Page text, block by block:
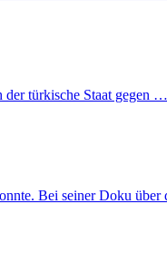
der türkische Staat gegen …
Bei seiner Doku